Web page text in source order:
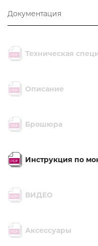
Документация
Техническая
Описание
Брошюра
Инструкция по
ВИДЕО
Аксессуары